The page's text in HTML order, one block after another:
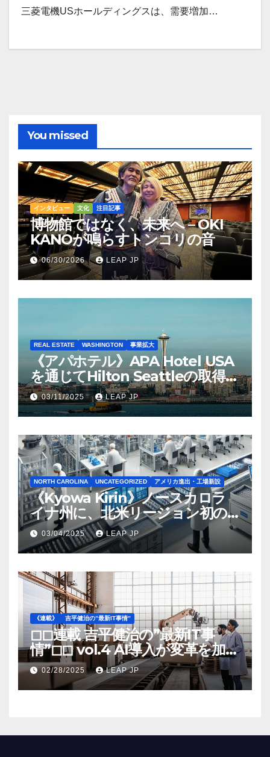
三菱電機USホールディングスは、需要増加…
You missed
インタビュー 文化 注目記事
博物館ではなく、未来へ – OKI
KANOが鳴らすトンコリの音
06/30/2026 LEAP JP
REAL ESTATE WASHINGTON 事業拡大
《アパホテル》APA Hotel USA
を通じてHilton Seattleの取得を
完了
03/11/2025 LEAP JP
NORTH CAROLINA UNCATEGORIZED アメリカ進出・工場新設
《Kyowa Kirin》ノースカロラ
イナ州に、北米リージョン初の
工場建設を決定
03/04/2025 LEAP JP
《連載》 吉平健治の”最新IT事情”
◻︎◻︎連載 吉平健治の”最新IT事
情”◻︎◻︎ vol.4 AI導入が変革を加速
する米国製造業の最前線
02/28/2025 LEAP JP